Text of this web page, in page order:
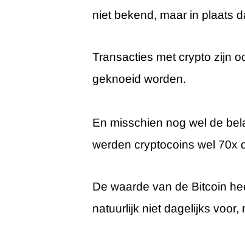
niet bekend, maar in plaats
Transacties met crypto zijn
geknoeid worden.
En misschien nog wel de
werden cryptocoins wel 70x
De waarde van de Bitcoin
natuurlijk niet dagelijks voor,